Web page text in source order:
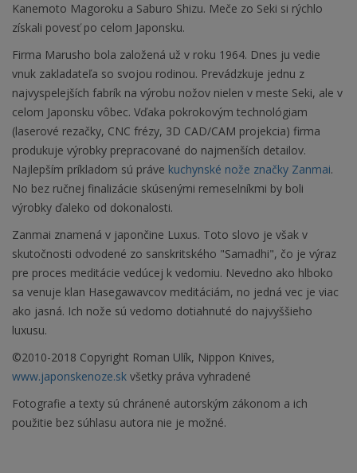
Kanemoto Magoroku a Saburo Shizu. Meče zo Seki si rýchlo
získali povesť po celom Japonsku.
Firma Marusho bola založená už v roku 1964. Dnes ju vedie
vnuk zakladateľa so svojou rodinou. Prevádzkuje jednu z
najvyspelejších fabrík na výrobu nožov nielen v meste Seki, ale v
celom Japonsku vôbec. Vďaka pokrokovým technológiam
(laserové rezačky, CNC frézy, 3D CAD/CAM projekcia) firma
produkuje výrobky prepracované do najmenších detailov.
Najlepším príkladom sú práve kuchynské nože značky Zanmai.
No bez ručnej finalizácie skúsenými remeselníkmi by boli
výrobky ďaleko od dokonalosti.
Zanmai znamená v japončine Luxus. Toto slovo je však v
skutočnosti odvodené zo sanskritského "Samadhi", čo je výraz
pre proces meditácie vedúcej k vedomiu. Nevedno ako hlboko
sa venuje klan Hasegawavcov meditáciám, no jedná vec je viac
ako jasná. Ich nože sú vedomo dotiahnuté do najvyššieho
luxusu.
©2010-2018 Copyright Roman Ulík, Nippon Knives,
www.japonskenoze.sk všetky práva vyhradené
Fotografie a texty sú chránené autorským zákonom a ich
použitie bez súhlasu autora nie je možné.